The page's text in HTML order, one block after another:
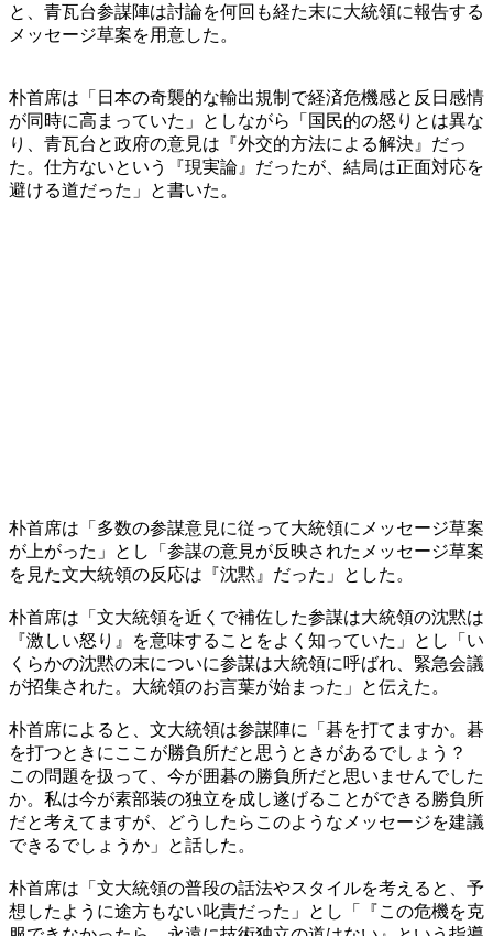
と、青瓦台参謀陣は討論を何回も経た末に大統領に報告する
メッセージ草案を用意した。
朴首席は「日本の奇襲的な輸出規制で経済危機感と反日感情
が同時に高まっていた」としながら「国民的の怒りとは異な
り、青瓦台と政府の意見は『外交的方法による解決』だっ
た。仕方ないという『現実論』だったが、結局は正面対応を
避ける道だった」と書いた。
朴首席は「多数の参謀意見に従って大統領にメッセージ草案
が上がった」とし「参謀の意見が反映されたメッセージ草案
を見た文大統領の反応は『沈黙』だった」とした。
朴首席は「文大統領を近くで補佐した参謀は大統領の沈黙は
『激しい怒り』を意味することをよく知っていた」とし「い
くらかの沈黙の末についに参謀は大統領に呼ばれ、緊急会議
が招集された。大統領のお言葉が始まった」と伝えた。
朴首席によると、文大統領は参謀陣に「碁を打てますか。碁
を打つときにここが勝負所だと思うときがあるでしょう？
この問題を扱って、今が囲碁の勝負所だと思いませんでした
か。私は今が素部装の独立を成し遂げることができる勝負所
だと考えてますが、どうしたらこのようなメッセージを建議
できるでしょうか」と話した。
朴首席は「文大統領の普段の話法やスタイルを考えると、予
想したように途方もない叱責だった」とし「『この危機を克